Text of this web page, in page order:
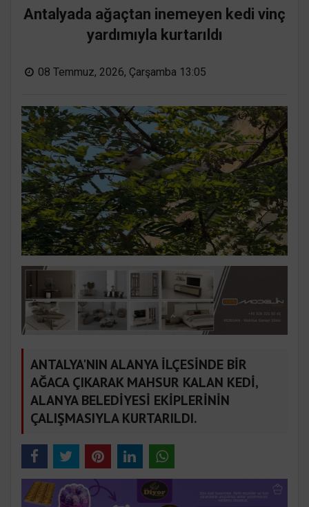
Antalyada ağaçtan inemeyen kedi vinç
yardımıyla kurtarıldı
08 Temmuz, 2026, Çarşamba 13:05
ANTALYA'NIN ALANYA İLÇESİNDE BİR
AĞACA ÇIKARAK MAHSUR KALAN KEDİ,
ALANYA BELEDİYESİ EKİPLERİNİN
ÇALIŞMASIYLA KURTARILDI.